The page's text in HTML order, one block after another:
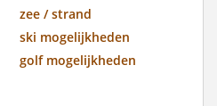
zee / strand
ski mogelijkheden
golf mogelijkheden